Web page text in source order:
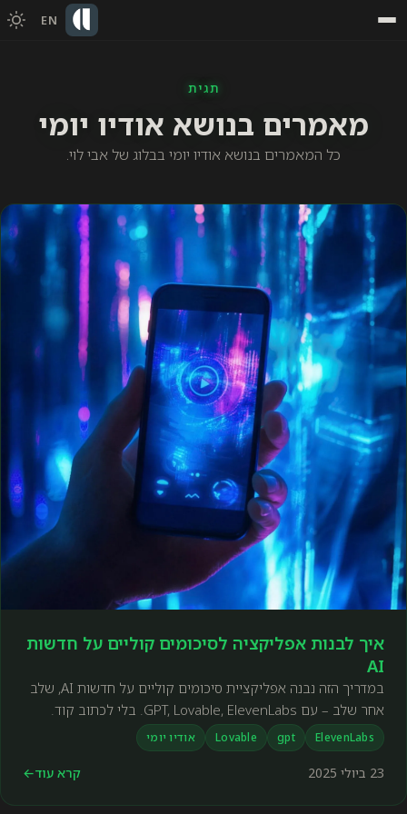
EN
תגית
מאמרים בנושא אודיו יומי
כל המאמרים בנושא אודיו יומי בבלוג של אבי לוי.
איך לבנות אפליקציה לסיכומים קוליים על חדשות
AI
במדריך הזה נבנה אפליקציית סיכומים קוליים על חדשות AI, שלב
אחר שלב – עם GPT, Lovable, ElevenLabs. בלי לכתוב קוד.
ElevenLabs
gpt
Lovable אודיו יומי
23 ביולי 2025 קרא עוד←